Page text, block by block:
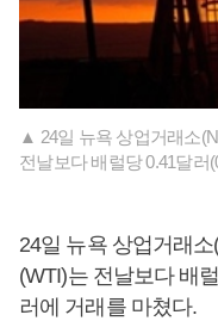
▲ 24일 뉴욕 상업거래소
전날보다 배럴당 0.41달러
24일 뉴욕 상업거래
(WTI)는 전날보다 배
러에 거래를 마쳤다.